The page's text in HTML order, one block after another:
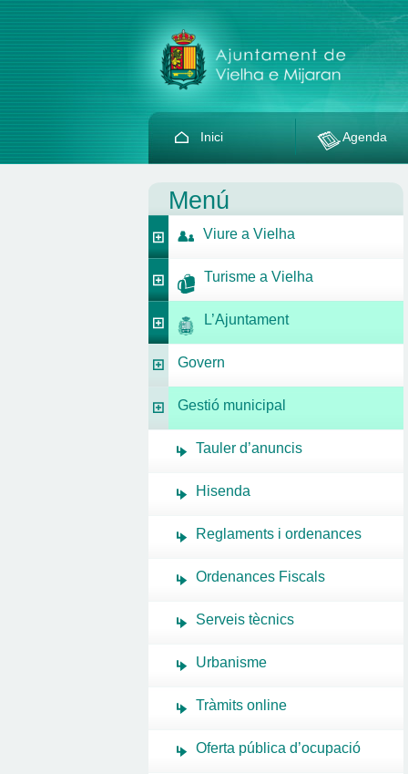
Inici Agenda
Menú
Viure a Vielha
Turisme a Vielha
L’Ajuntament
Govern
Gestió municipal
Tauler d’anuncis
Hisenda
Reglaments i ordenances
Ordenances Fiscals
Serveis tècnics
Urbanisme
Tràmits online
Oferta pública d’ocupació